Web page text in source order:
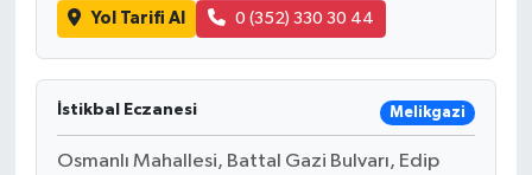
Yol Tarifi Al 0 (352) 330 30 44
İstikbal Eczanesi Melikgazi
Osmanlı Mahallesi, Battal Gazi Bulvarı, Edip